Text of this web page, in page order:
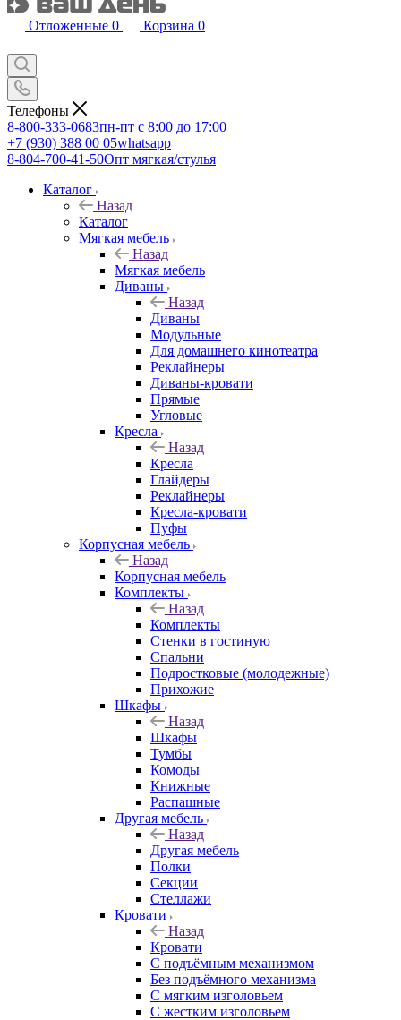
Отложенные 0 Корзина 0
Телефоны
8-800-333-0683пн-пт с 8:00 до 17:00
+7 (930) 388 00 05whatsapp
8-804-700-41-50Опт мягкая/стулья
Каталог
Назад
Каталог
Мягкая мебель
Назад
Мягкая мебель
Диваны
Назад
Диваны
Модульные
Для домашнего кинотеатра
Реклайнеры
Диваны-кровати
Прямые
Угловые
Кресла
Назад
Кресла
Глайдеры
Реклайнеры
Кресла-кровати
Пуфы
Корпусная мебель
Назад
Корпусная мебель
Комплекты
Назад
Комплекты
Стенки в гостиную
Спальни
Подростковые (молодежные)
Прихожие
Шкафы
Назад
Шкафы
Тумбы
Комоды
Книжные
Распашные
Другая мебель
Назад
Другая мебель
Полки
Секции
Стеллажи
Кровати
Назад
Кровати
С подъёмным механизмом
Без подъёмного механизма
С мягким изголовьем
С жестким изголовьем